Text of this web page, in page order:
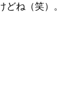
ね（笑）。